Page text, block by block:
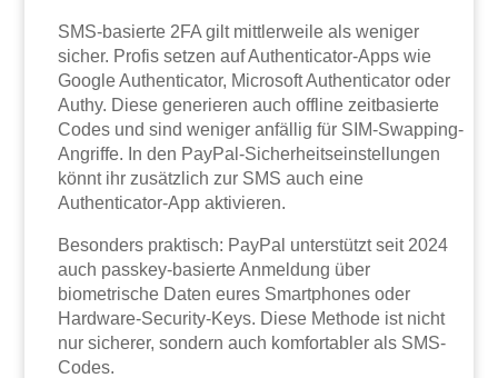
SMS-basierte 2FA gilt mittlerweile als weniger
sicher. Profis setzen auf Authenticator-Apps wie
Google Authenticator, Microsoft Authenticator oder
Authy. Diese generieren auch offline zeitbasierte
Codes und sind weniger anfällig für SIM-Swapping-
Angriffe. In den PayPal-Sicherheitseinstellungen
könnt ihr zusätzlich zur SMS auch eine
Authenticator-App aktivieren.
Besonders praktisch: PayPal unterstützt seit 2024
auch passkey-basierte Anmeldung über
biometrische Daten eures Smartphones oder
Hardware-Security-Keys. Diese Methode ist nicht
nur sicherer, sondern auch komfortabler als SMS-
Codes.